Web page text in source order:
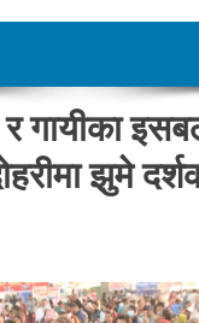
गायीका
झुमे